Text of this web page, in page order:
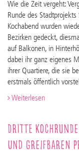
Wie die Zeit vergeht:
Runde des
Kochabend wurden
Bezirken gedeckt,
auf Balkonen, in
dabei ihr ganz eigenes
ihrer Quartiere, die sie
erstmals öffentlich
Weiterlesen
Dritte
und greifbaren